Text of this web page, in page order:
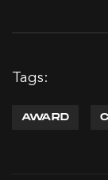
Tags:
AWARD